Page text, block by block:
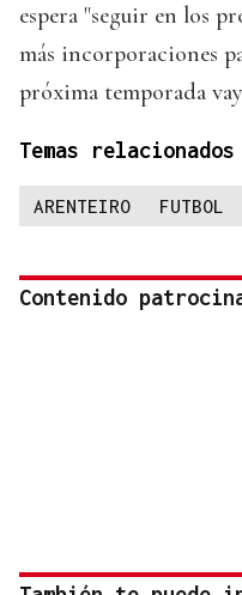
espera "seguir en los
más incorporaciones
próxima temporada
Temas relacionados
ARENTEIRO FUTBOL
Contenido